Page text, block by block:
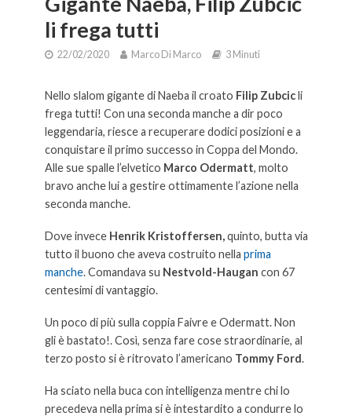
li frega tutti
22/02/2020 Marco Di Marco 3 Minuti
Nello slalom gigante di Naeba il croato Filip Zubcicli
frega tutti! Con una seconda manche a dir poco
leggendaria, riesce a recuperare dodici posizioni e a
conquistare il primo successo in Coppa del Mondo.
Alle sue spalle l’elvetico Marco Odermatt, molto
bravo anche lui a gestire ottimamente l’azione nella
seconda manche.
Dove invece Henrik Kristoffersen,quinto, butta via
tutto il buono che aveva costruito nella prima
manche. Comandava su Nestvold-Haugan con 67
centesimi di vantaggio.
Un poco di più sulla coppia Faivre e Odermatt. Non
gli è bastato!. Così, senza fare cose straordinarie, al
terzo posto si è ritrovato l’americano Tommy Ford.
Ha sciato nella buca con intelligenza mentre chi lo
precedeva nella prima si è intestardito a condurre lo